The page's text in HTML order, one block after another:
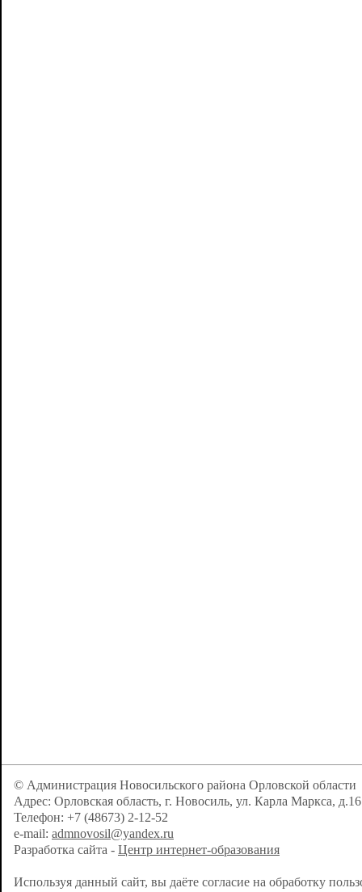
© Администрация Новосильского района Орловской области
Адрес: Орловская область, г. Новосиль, ул. Карла Маркса, д.16
Телефон: +7 (48673) 2-12-52
e-mail: admnovosil@yandex.ru
Разработка сайта - Центр интернет-образования
Используя данный сайт, вы даёте согласие на обработку